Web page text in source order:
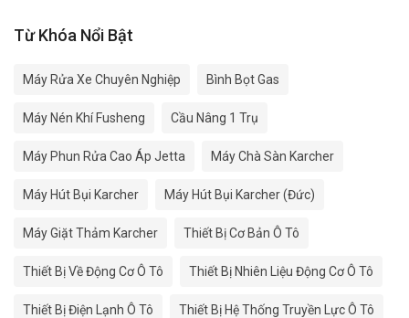
Từ Khóa Nổi Bật
Máy Rửa Xe Chuyên Nghiệp Bình Bọt Gas
Máy Nén Khí Fusheng Cầu Nâng 1 Trụ
Máy Phun Rửa Cao Áp Jetta Máy Chà Sàn Karcher
Máy Hút Bụi Karcher Máy Hút Bụi Karcher (Đức)
Máy Giặt Thảm Karcher Thiết Bị Cơ Bản Ô Tô
Thiết Bị Về Động Cơ Ô Tô Thiết Bị Nhiên Liệu Động Cơ Ô Tô
Thiết Bị Điện Lạnh Ô Tô Thiết Bị Hệ Thống Truyền Lực Ô Tô